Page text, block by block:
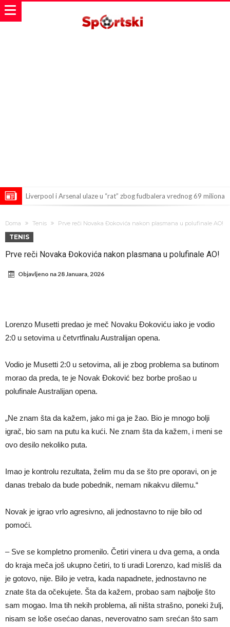
Liverpool i Arsenal ulaze u “rat” zbog fudbalera vrednog 69 miliona
fudbaler Barcelone
Engleski reprezentativac optužen za napad u noćnom klubu
novčanik – očekuju se dodatna pojačanja
Manchester City je već pronašao zamenu za Rodrija, i to kakvu!
Mesi, znate li ko je drugi?
Doma Tenis Prve reči Novaka Đokovića nakon plasmana u polufinale AO!
TENIS
Prve reči Novaka Đokovića nakon plasmana u polufinale AO!
Objavljeno na28 Januara, 2026
Lorenzo Musetti predao je meč Novaku Đokoviću iako je vodio
2:0 u setovima u četvrtfinalu Australijan opena.
Vodio je Musetti 2:0 u setovima, ali je zbog problema sa butinom
morao da preda, te je Novak Đoković bez borbe prošao u
polufinale Australijan opena.
„Ne znam šta da kažem, jako mi ga je žao. Bio je mnogo bolji
igrač, bio sam na putu ka kući. Ne znam šta da kažem, i meni se
ovo desilo nekoliko puta.
Imao je kontrolu rezultata, želim mu da se što pre oporavi, on je
danas trebalo da bude pobednik, nemam nikakvu dilemu.“
Novak je igrao vrlo agresivno, ali jednostavno to nije bilo od
pomoći.
– Sve se kompletno promenilo. Četiri vinera u dva gema, a onda
do kraja meča još ukupno četiri, to ti uradi Lorenzo, kad misliš da
je gotovo, nije. Bilo je vetra, kada napadnete, jednostavno ne
znate šta da očekujete. Šta da kažem, probao sam najbolje što
sam mogao. Ima tih nekih problema, ali ništa strašno, poneki žulj,
nisam se loše osećao danas, neverovatno sam srećan što sam